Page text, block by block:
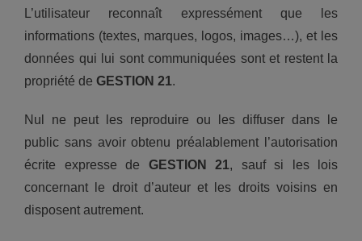
L’utilisateur reconnaît expressément que les
informations (textes, marques, logos, images…), et les
données qui lui sont communiquées sont et restent la
propriété de GESTION 21.
Nul ne peut les reproduire ou les diffuser dans le
public sans avoir obtenu préalablement l’autorisation
écrite expresse de GESTION 21, sauf si les lois
concernant le droit d’auteur et les droits voisins en
disposent autrement.